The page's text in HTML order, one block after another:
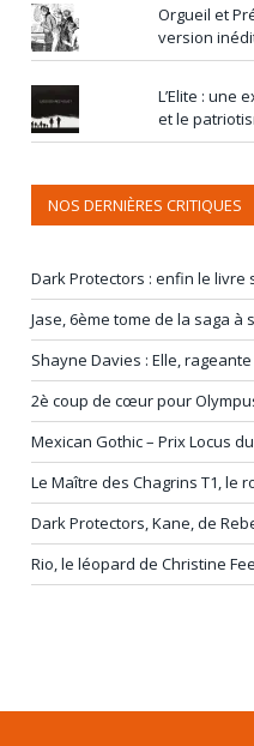
Orgueil et
version
L’Elite : une
et le
NOS DERNIÈRES CRITIQUES
Dark Protectors : enfin le livre
Jase, 6ème tome de la saga à
Shayne Davies : Elle,
2è coup de cœur pour
Mexican Gothic – Prix Locus
Le Maître des Chagrins T1, le
Dark Protectors, Kane, de
Rio, le léopard de Christine